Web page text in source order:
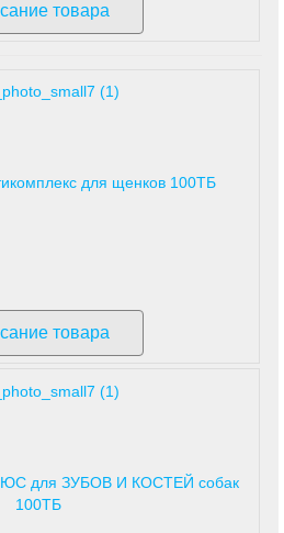
товара
для щенков 100ТБ
товара
для ЗУБОВ И КОСТЕЙ собак
100ТБ